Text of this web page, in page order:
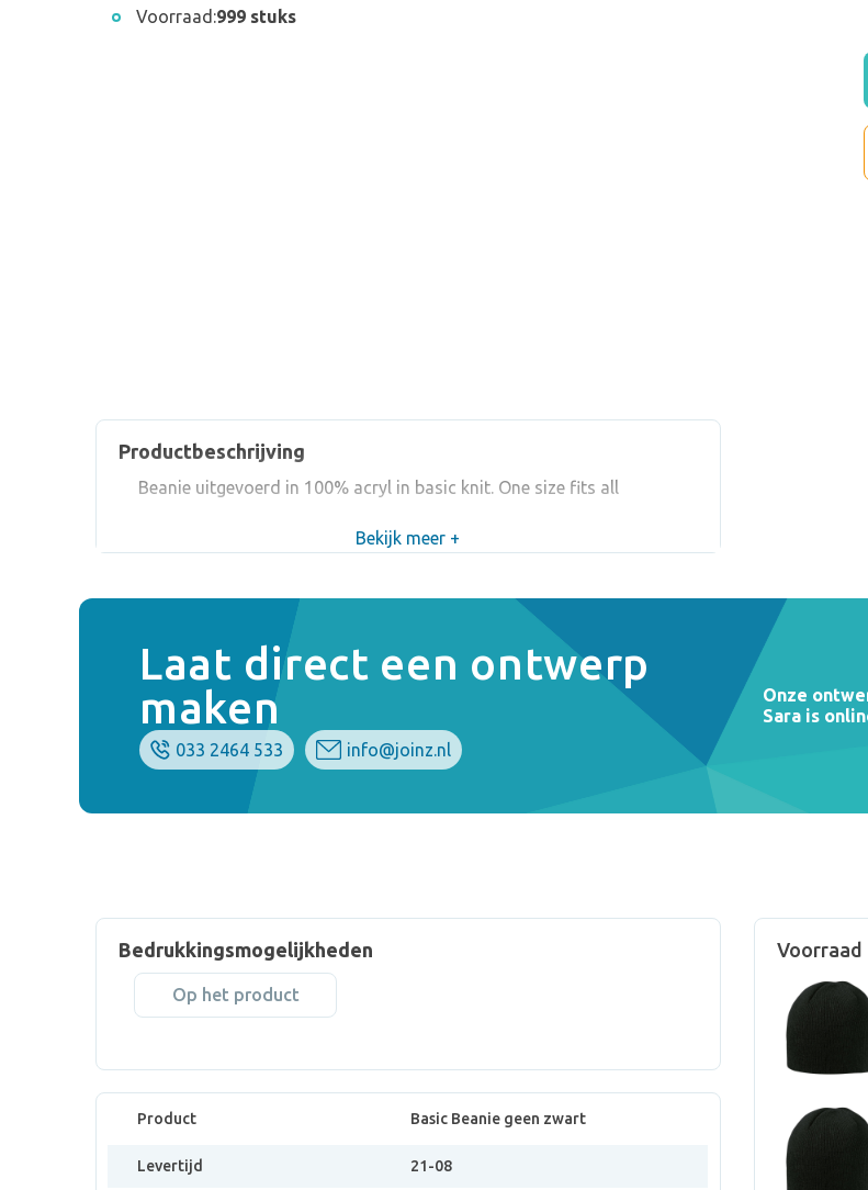
Voorraad:999 stuks
Productbeschrijving
Beanie uitgevoerd in 100% acryl in basic knit. One size fits all
Bekijk meer +
Laat direct een ontwerp
maken
033 2464 533 info@joinz.nl
Onze
Sara is
Bedrukkingsmogelijkheden
Op het product
Product Basic Beanie geen zwart
Levertijd 21-08
Voorraad